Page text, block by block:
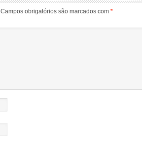
Campos obrigatórios são marcados com *